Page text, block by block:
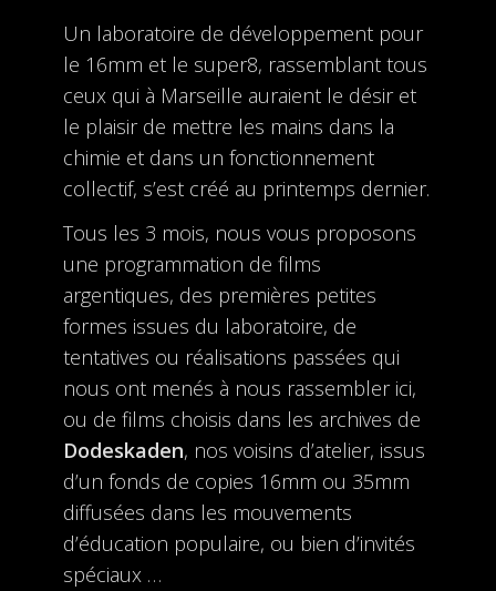
Un laboratoire de développement pour
le 16mm et le super8, rassemblant tous
ceux qui à Marseille auraient le désir et
le plaisir de mettre les mains dans la
chimie et dans un fonctionnement
collectif, s’est créé au printemps dernier.
Tous les 3 mois, nous vous proposons
une programmation de films
argentiques, des premières petites
formes issues du laboratoire, de
tentatives ou réalisations passées qui
nous ont menés à nous rassembler ici,
ou de films choisis dans les archives de
Dodeskaden, nos voisins d’atelier, issus
d’un fonds de copies 16mm ou 35mm
diffusées dans les mouvements
d’éducation populaire, ou bien d’invités
spéciaux …